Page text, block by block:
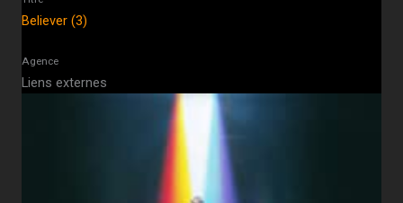
Believer (3)
Agence
Liens externes